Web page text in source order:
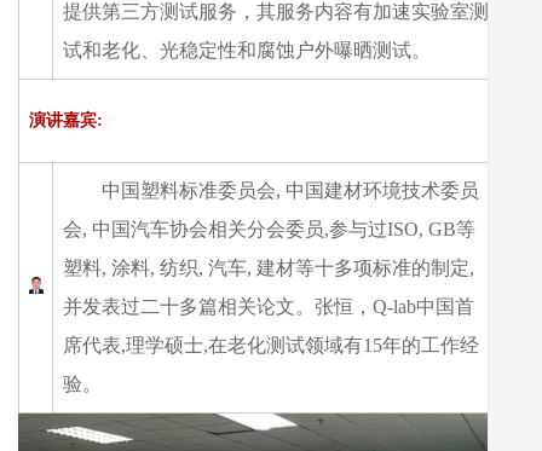
提供第三方测试服务，其服务内容有加速实验室测
试和老化、光稳定性和腐蚀户外曝晒测试。
演讲嘉宾:
中国塑料标准委员会, 中国建材环境技术委员
会, 中国汽车协会相关分会委员,参与过ISO, GB等
塑料, 涂料, 纺织, 汽车, 建材等十多项标准的制定,
并发表过二十多篇相关论文。张恒，Q-lab中国首
席代表,理学硕士,在老化测试领域有15年的工作经
验。